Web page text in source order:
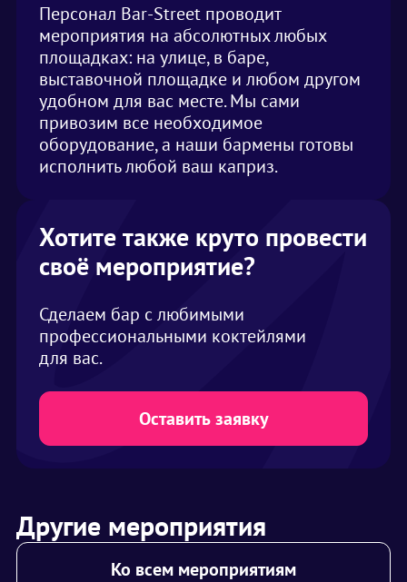
Персонал Bar-Street проводит
мероприятия на абсолютных любых
площадках: на улице, в баре,
выставочной площадке и любом другом
удобном для вас месте. Мы сами
привозим все необходимое
оборудование, а наши бармены готовы
исполнить любой ваш каприз.
Хотите также круто провести
своё мероприятие?
Сделаем бар с любимыми
профессиональными коктейлями
для вас.
Оставить заявку
Другие мероприятия
Ко всем мероприятиям